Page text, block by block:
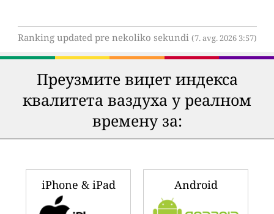
Ranking updated pre nekoliko sekundi (7. avg. 2026 3:57)
Преузмите виџет индекса
квалитета ваздуха у реалном
времену за:
iPhone & iPad Android